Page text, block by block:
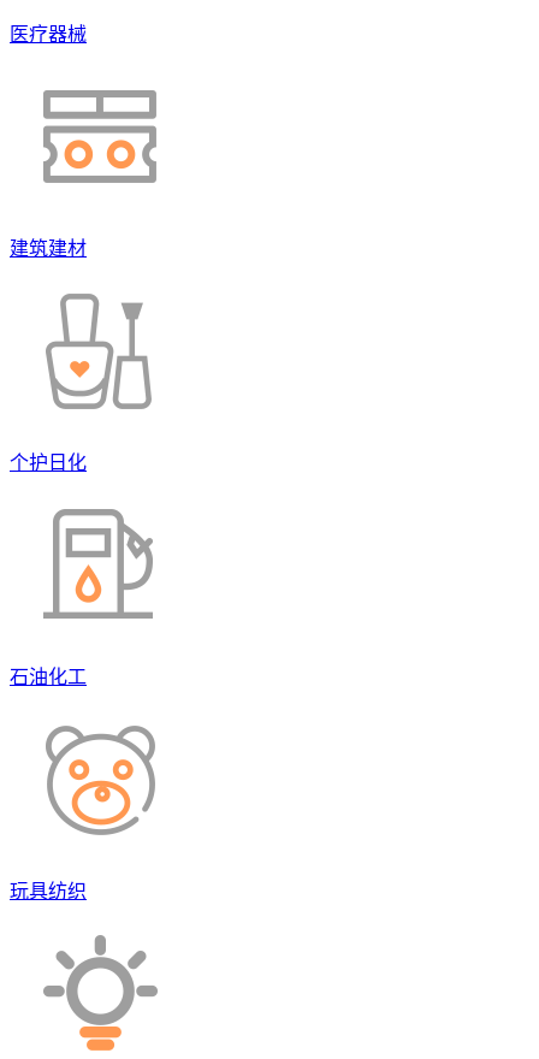
医疗器械
建筑建材
个护日化
石油化工
玩具纺织